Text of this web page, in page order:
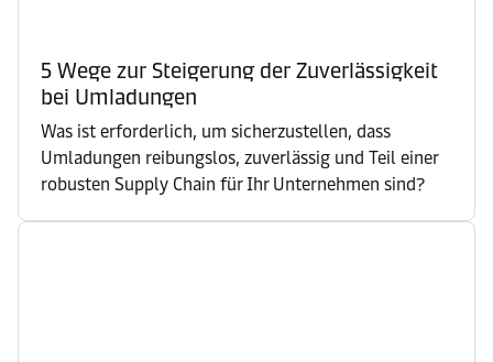
5 Wege zur Steigerung der Zuverlässigkeit
bei Umladungen
Was ist erforderlich, um sicherzustellen, dass
Umladungen reibungslos, zuverlässig und Teil einer
robusten Supply Chain für Ihr Unternehmen sind?